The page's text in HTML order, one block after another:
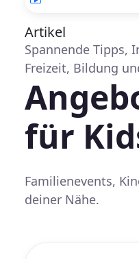
Artikel
Spannende Tipps,
Freizeit, Bildung
für
Familienevents,
deiner Nähe.